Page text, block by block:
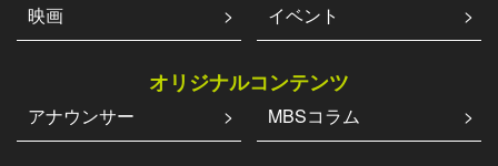
映画 イベント
オリジナルコンテンツ
アナウンサー MBSコラム